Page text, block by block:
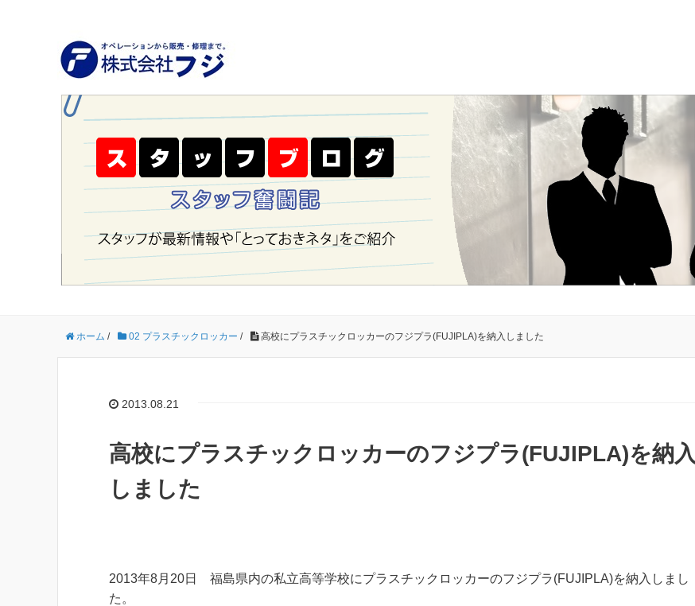
ホーム / 02 プラスチックロッカー / 高校にプラスチックロッカーのフジプラ(FUJIPLA)を納入しました
2013.08.21
高校にプラスチックロッカーのフジプラ(FUJIPLA)を納入
しました
2013年8月20日 福島県内の私立高等学校にプラスチックロッカーのフジプラ(FUJIPLA)を納入しまし
た。